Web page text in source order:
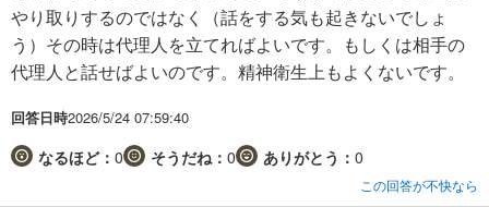
やり取りするのではなく（話をする気も起きないでしょ
う）その時は代理人を立てればよいです。もしくは相手の
代理人と話せばよいのです。精神衛生上もよくないです。
回答日時2026/5/24 07:59:40
なるほど： 0 そうだね： 0 ありがとう： 0
この回答が不快なら